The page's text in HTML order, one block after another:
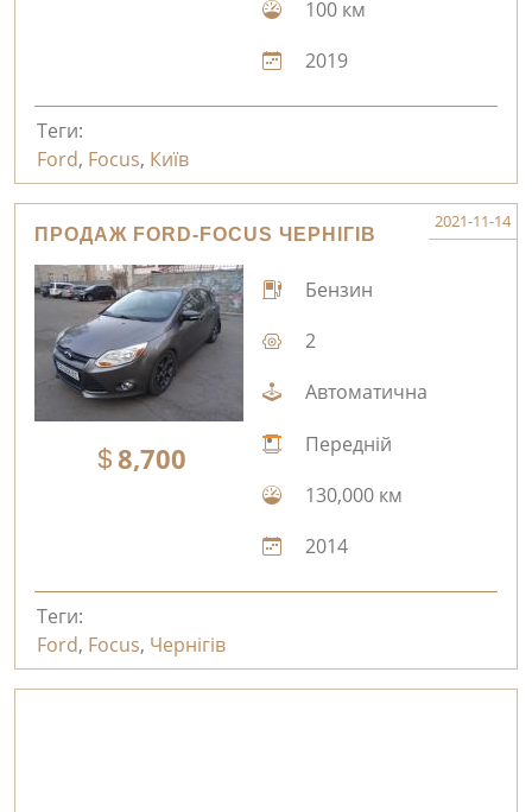
100 км
2019
Теги:
Ford, Focus, Київ
ПРОДАЖ FORD-FOCUS ЧЕРНІГІВ
2021-11-14
8,700
Бензин
2
Автоматична
Передній
130,000 км
2014
Теги:
Ford, Focus, Чернігів